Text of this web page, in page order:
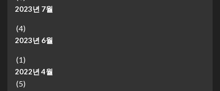
2023년 7월
(4)
2023년 6월
(1)
2022년 4월
(5)